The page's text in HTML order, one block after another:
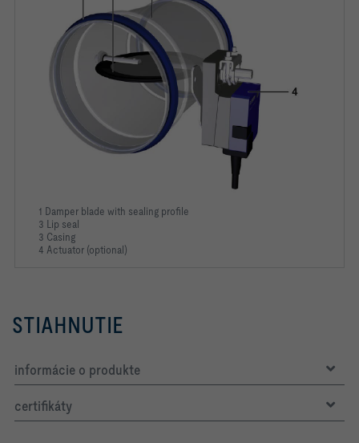
1 Damper blade with sealing profile
3 Lip seal
3 Casing
4 Actuator (optional)
STIAHNUTIE
informácie o produkte
certifikáty